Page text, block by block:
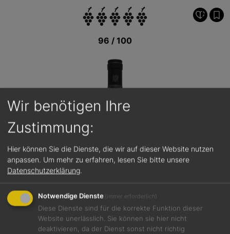
96 / 100
Wir benötigen Ihre
Zustimmung:
Hier können Sie die Dienste, die wir auf dieser Website nutzen
anpassen. Um mehr zu erfahren, lesen Sie bitte unsere
Datenschutzerklärung
Notwendige Dienste (immer erforderlich)
Diese Dienste sind für die korrekte Funktion dieser
Website unerlässlich. Sie können sie hier nicht
deaktivieren, da der Dienst sonst nicht richtig